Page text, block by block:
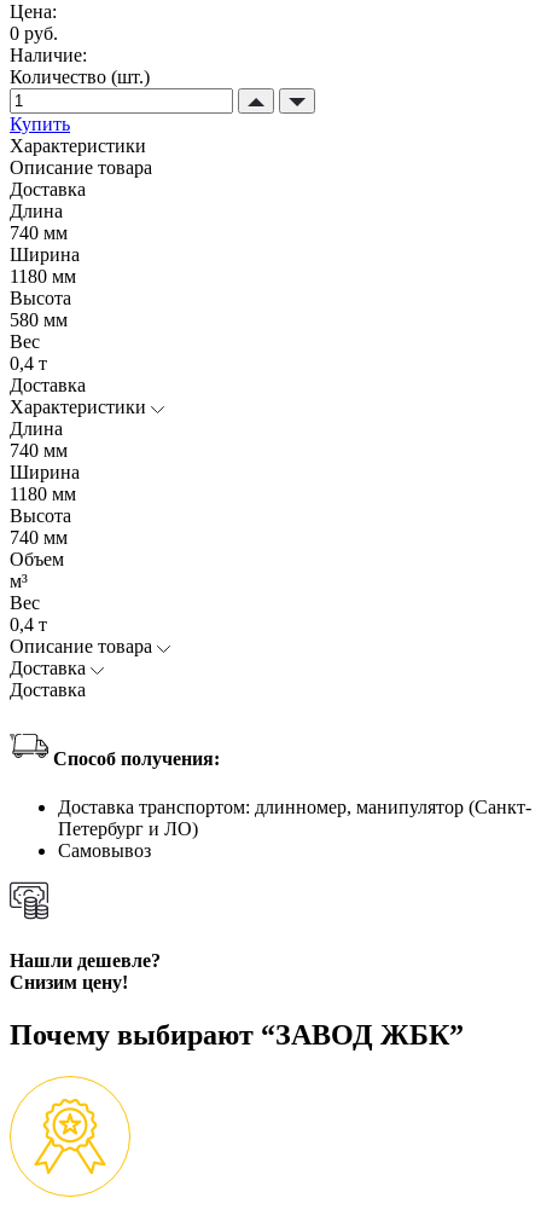
Цена:
0 руб.
Наличие:
Количество (шт.)
Купить
Характеристики
Описание товара
Доставка
Длина
740 мм
Ширина
1180 мм
Высота
580 мм
Вес
0,4 т
Доставка
Характеристики
Длина
740 мм
Ширина
1180 мм
Высота
740 мм
Объем
м³
Вес
0,4 т
Описание товара
Доставка
Доставка
Способ получения:
Доставка транспортом: длинномер, манипулятор (Санкт-
Петербург и ЛО)
Самовывоз
Нашли дешевле?
Снизим цену!
Почему выбирают “ЗАВОД ЖБК”